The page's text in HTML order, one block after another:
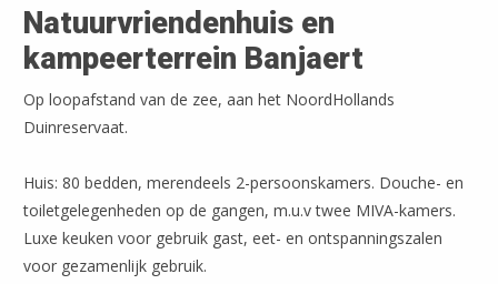
Natuurvriendenhuis en
kampeerterrein Banjaert
Op loopafstand van de zee, aan het NoordHollands
Duinreservaat.
Huis: 80 bedden, merendeels 2-persoonskamers. Douche- en
toiletgelegenheden op de gangen, m.u.v twee MIVA-kamers.
Luxe keuken voor gebruik gast, eet- en ontspanningszalen
voor gezamenlijk gebruik.